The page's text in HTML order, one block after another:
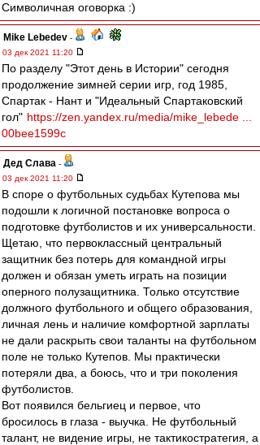
Символичная оговорка :)
Mike Lebedev -
03 дек 2021 11:20
По разделу "Этот день в Истории" сегодня
продолжение зимней серии игр, год 1985,
Спартак - Нант и "Идеальный Спартаковский
гол" https://zen.yandex.ru/media/mike_lebede ...
00bee1599c
Дед Слава -
03 дек 2021 11:20
В споре о футбольных судьбах Кутепова мы
подошли к логичной постановке вопроса о
подготовке футболистов и их универсальности.
Щетаю, что первоклассный центральный
защитник без потерь для командной игры
должен и обязан уметь играть на позиции
оперного полузащитника. Только отсутствие
должного футбольного и общего образования,
личная лень и наличие комфортной зарплаты
не дали раскрыть свои таланты на футбольном
поле не только Кутепов. Мы практически
потеряли два, а боюсь, что и три поколения
футболистов.
Вот появился бельгиец и первое, что
бросилось в глаза - выучка. Не футбольный
талант, не видение игры, не тактикостратегия, а